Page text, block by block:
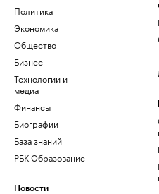
Политика
Экономика
Общество
Бизнес
Технологии и
медиа
Финансы
Биографии
База знаний
РБК Образование
Новости